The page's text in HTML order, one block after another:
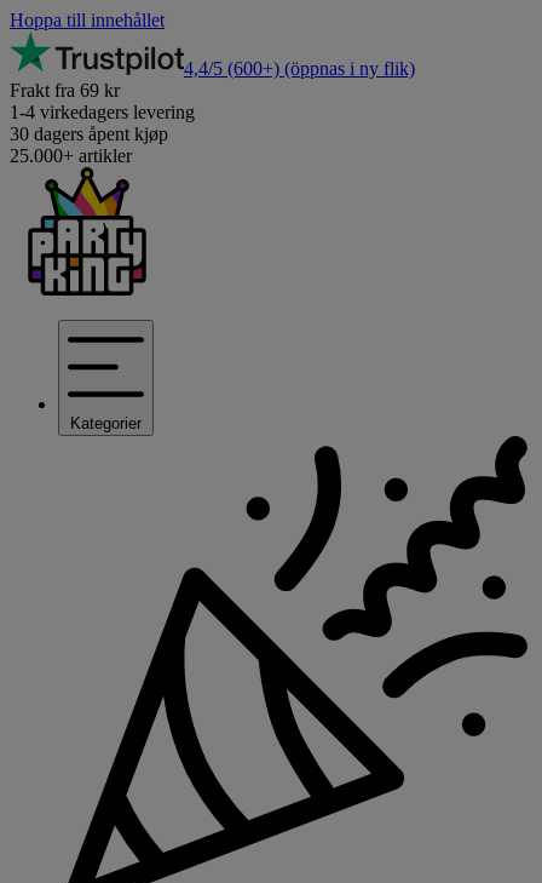
Hoppa till innehållet
4,4/5 (600+) (öppnas i ny flik)
Frakt fra 69 kr
1-4 virkedagers levering
30 dagers åpent kjøp
25.000+ artikler
Kategorier